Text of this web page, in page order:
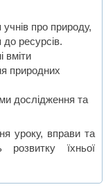
про природу,
ресурсів.
вміти
природних
дослідження та
уроку, вправи та
їхньої